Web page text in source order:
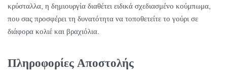
κρύσταλλα, η δημιουργία διαθέτει ειδικά σχεδιασμένο κούμπωμα,
που σας προσφέρει τη δυνατότητα να τοποθετείτε το γούρι σε
διάφορα κολιέ και βραχιόλια.
Πληροφορίες Αποστολής